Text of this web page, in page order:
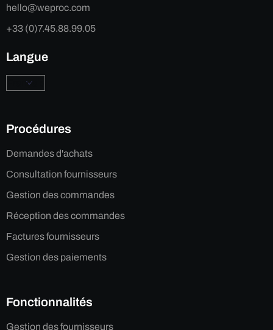
hello@weproc.com
+33 (0)7.45.88.99.05
Langue
Procédures
Demandes d'achats
Consultation fournisseurs
Gestion des commandes
Réception des commandes
Factures fournisseurs
Gestion des paiements
Fonctionnalités
Gestion des fournisseurs